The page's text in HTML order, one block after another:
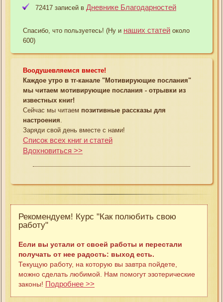
72417 записей в Дневнике Благодарностей
Спасибо, что пользуетесь! (Ну и наших статей около
600)
Воодушевляемся вместе!
Каждое утро в тг-канале "Мотивирующие послания"
мы читаем мотивирующие послания - отрывки из
известных книг!
Сейчас мы читаем позитивные рассказы для
настроения
Заряди свой день вместе с нами!
Список всех книг и статей
Вдохновиться >>
Рекомендуем! Курс "Как полюбить свою
работу"
Если вы устали от своей работы и перестали
получать от нее радость: выход есть.
Текущую работу, на которую вы завтра пойдете,
можно сделать любимой. Нам помогут эзотерические
законы! Подробнее >>